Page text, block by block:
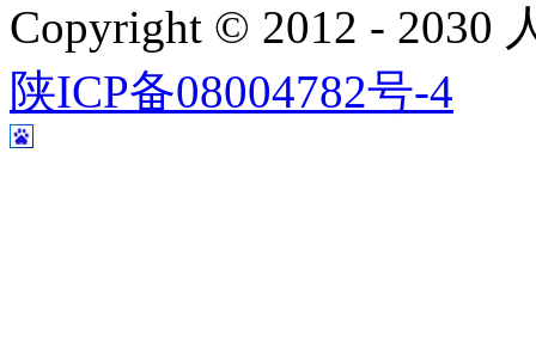
Copyright © 2012 - 2030
陕ICP备08004782号-4